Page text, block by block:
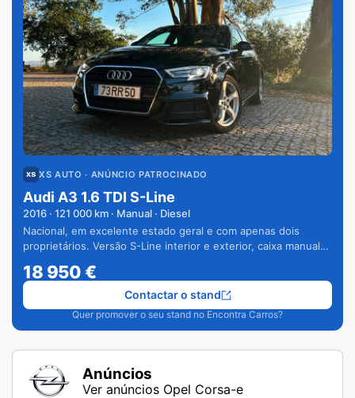
XS AUTO · ANÚNCIO PATROCINADO
Audi A3 1.6 TDI S-Line
2016 · 121 000 km · Manual · Diesel
Nacional, em excelente estado geral e com apenas dois
proprietários. Versão S-Line interior e exterior, caixa manual
18 950€
Quer promover o seu stand no Encontra Carros?
Contactar o stand
Anúncios
Ver anúncios Opel Corsa-e